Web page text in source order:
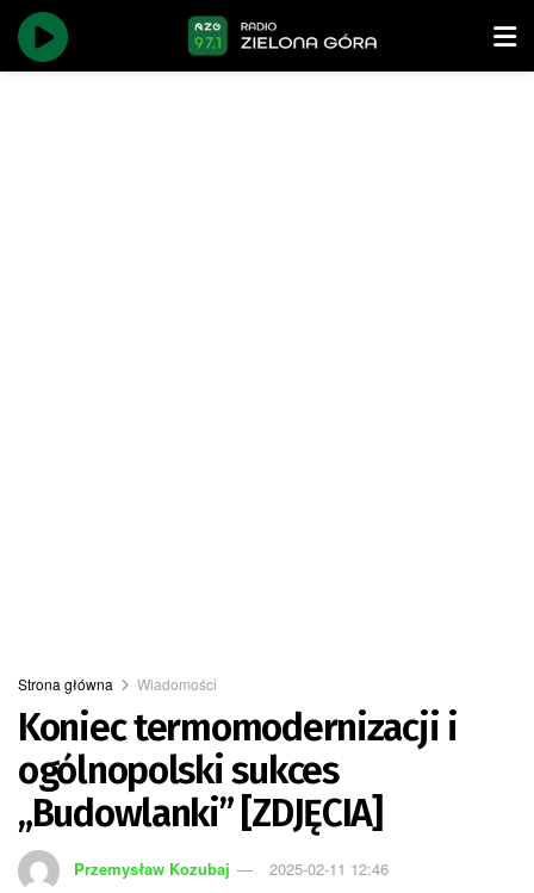
Strona główna Wiadomości
Koniec termomodernizacji i
ogólnopolski sukces
„Budowlanki” [ZDJĘCIA]
Przemysław Kozubaj 2025-02-11 12:46